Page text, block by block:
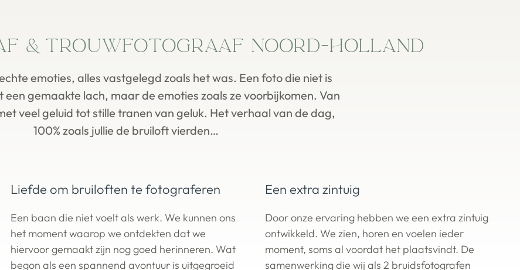
& trouwfotograaf Noord-Holland
emoties, alles vastgelegd zoals het was. Een foto die niet is
een gemaakte lach, maar de emoties zoals ze voorbijkomen. Van
veel geluid tot stille tranen van geluk. Het verhaal van de dag,
100% zoals jullie de bruiloft vierden…
Liefde om bruiloften te fotograferen
Een baan die niet voelt als werk. We kunnen ons
het moment waarop we ontdekten dat we
hiervoor gemaakt zijn nog goed herinneren. Wat
begon als een spannend avontuur is uitgegroeid
Een extra zintuig
Door onze ervaring hebben we een extra zintuig
ontwikkeld. We zien, horen en voelen ieder
moment, soms al voordat het plaatsvindt. De
samenwerking die wij als 2 bruidsfotografen